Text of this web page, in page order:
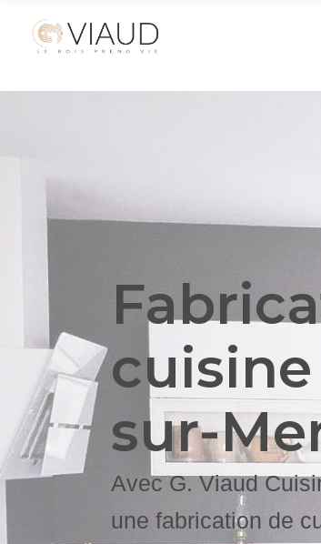
cuisine
sur-
Avec G. Viaud
une fabrication de